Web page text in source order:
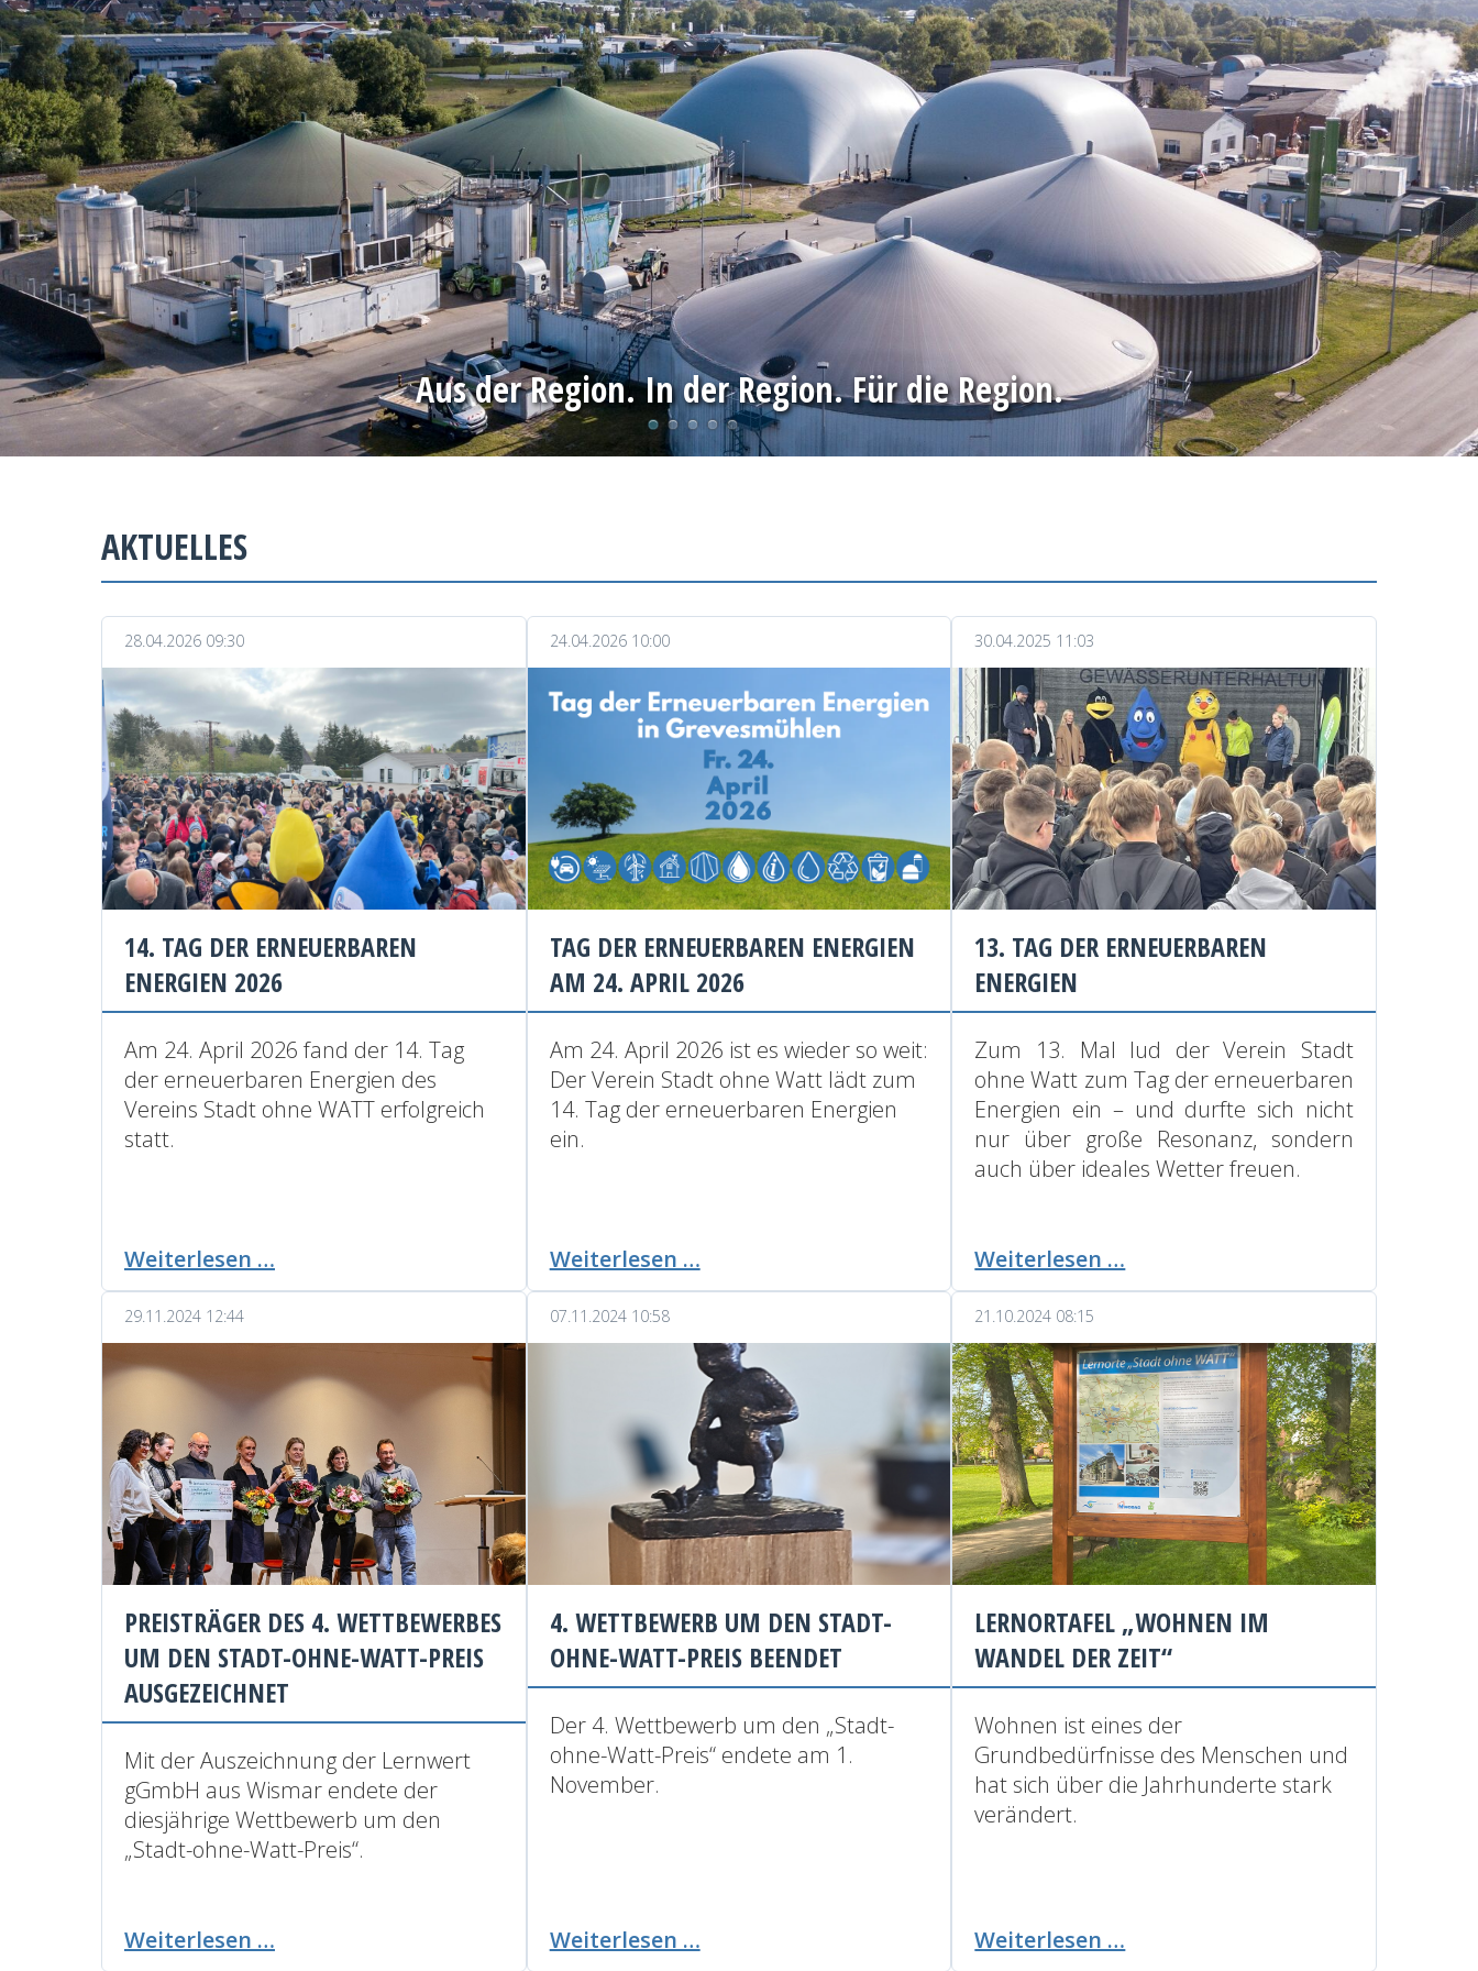
Aus der Region. In der Region. Für die Region.
AKTUELLES
28.04.2026 09:30
14. TAG DER ERNEUERBAREN
ENERGIEN 2026
Am 24. April 2026 fand der 14. Tag
der erneuerbaren Energien des
Vereins Stadt ohne WATT erfolgreich
statt.
Weiterlesen …
Tag
erneuerbaren
Energien
2026
24.04.2026 10:00
TAG DER ERNEUERBAREN ENERGIEN
AM 24. APRIL 2026
Am 24. April 2026 ist es wieder so weit:
Der Verein Stadt ohne Watt lädt zum
14. Tag der erneuerbaren Energien
ein.
Weiterlesen …Tag
der
Energien
am
24.
April
2026
30.04.2025 11:03
13. TAG DER ERNEUERBAREN
ENERGIEN
Zum 13. Mal lud der Verein Stadt
ohne Watt zum Tag der erneuerbaren
Energien ein – und durfte sich nicht
nur über große Resonanz, sondern
auch über ideales Wetter freuen.
Weiterlesen …
Tag
erneuerbaren
Energien
29.11.2024 12:44
PREISTRÄGER DES 4. WETTBEWERBES
UM DEN STADT-OHNE-WATT-PREIS
AUSGEZEICHNET
Mit der Auszeichnung der Lernwert
gGmbH aus Wismar endete der
diesjährige Wettbewerb um den
„Stadt-ohne-Watt-Preis“.
Weiterlesen …
07.11.2024 10:58
4. WETTBEWERB UM DEN STADT-
OHNE-WATT-PREIS BEENDET
Der 4. Wettbewerb um den „Stadt-
ohne-Watt-Preis“ endete am 1.
November.
Weiterlesen …4.
21.10.2024 08:15
LERNORTAFEL „WOHNEN IM
WANDEL DER ZEIT“
Wohnen ist eines der
Grundbedürfnisse des Menschen und
hat sich über die Jahrhunderte stark
verändert.
Weiterlesen …